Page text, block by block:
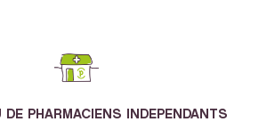
DE PHARMACIENS INDEPENDANTS